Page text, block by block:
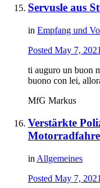
Servusle aus
in Empfang und
Posted May 7, 2021
ti auguro un buon
buono con lei,
MfG Markus
Verstärkte
in Allgemeines
Posted May 7, 2021